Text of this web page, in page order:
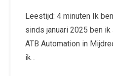
Leestijd: 4 minuten Ik
sinds januari 2025 ben
ATB Automation in
ik...